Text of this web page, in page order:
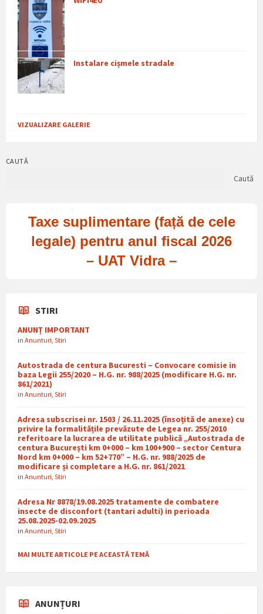
Instalare cișmele stradale
VIZUALIZARE GALERIE
CAUTĂ
Caută
Taxe suplimentare (față de cele
legale) pentru anul fiscal 2026
– UAT Vidra –
STIRI
ANUNȚ IMPORTANT
in Anunturi Stiri
Autostrada de centura Bucuresti – Convocare comisie in
baza Legii 255/2020 – H.G. nr. 988/2025 (modificare H.G. nr.
861/2021)
in Anunturi Stiri
Adresa subscrisei nr. 1503 / 26.11.2025 (însoțită de anexe) cu
privire la formalitățile prevăzute de Legea nr. 255/2010
referitoare la lucrarea de utilitate publică „Autostrada de
centura București km 0+000 – km 100+900 – sector Centura
Nord km 0+000 – km 52+770” – H.G. nr. 988/2025 de
modificare și completare a H.G. nr. 861/2021
in Anunturi Stiri
Adresa Nr 8878/19.08.2025 tratamente de combatere
insecte de disconfort (tantari adulti) in perioada
25.08.2025-02.09.2025
in Anunturi Stiri
MAI MULTE ARTICOLE PE ACEASTĂ TEMĂ
ANUNȚURI